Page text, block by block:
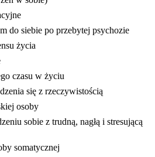
do siebie po przebytej psychozie
życia
czasu w życiu
się z rzeczywistością
osoby
sobie z trudną, nagłą i stresującą
somatycznej